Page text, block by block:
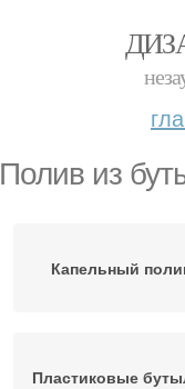
Полив из
Капельный
Пластиковые